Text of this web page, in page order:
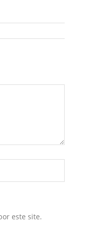
este site.